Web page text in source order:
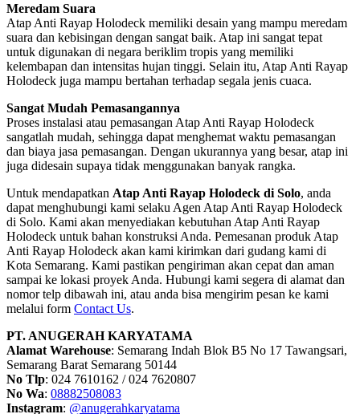
Meredam Suara
Atap Anti Rayap Holodeck memiliki desain yang mampu meredam
suara dan kebisingan dengan sangat baik. Atap ini sangat tepat
untuk digunakan di negara beriklim tropis yang memiliki
kelembapan dan intensitas hujan tinggi. Selain itu, Atap Anti Rayap
Holodeck juga mampu bertahan terhadap segala jenis cuaca.
Sangat Mudah Pemasangannya
Proses instalasi atau pemasangan Atap Anti Rayap Holodeck
sangatlah mudah, sehingga dapat menghemat waktu pemasangan
dan biaya jasa pemasangan. Dengan ukurannya yang besar, atap ini
juga didesain supaya tidak menggunakan banyak rangka.
Untuk mendapatkan Atap Anti Rayap Holodeck di Solo, anda
dapat menghubungi kami selaku Agen Atap Anti Rayap Holodeck
di Solo. Kami akan menyediakan kebutuhan Atap Anti Rayap
Holodeck untuk bahan konstruksi Anda. Pemesanan produk Atap
Anti Rayap Holodeck akan kami kirimkan dari gudang kami di
Kota Semarang. Kami pastikan pengiriman akan cepat dan aman
sampai ke lokasi proyek Anda. Hubungi kami segera di alamat dan
nomor telp dibawah ini, atau anda bisa mengirim pesan ke kami
melalui form Contact Us.
PT. ANUGERAH KARYATAMA
Alamat Warehouse: Semarang Indah Blok B5 No 17 Tawangsari,
Semarang Barat Semarang 50144
No Tlp: 024 7610162 / 024 7620807
No Wa: 08882508083
Instagram: @anugerahkaryatama